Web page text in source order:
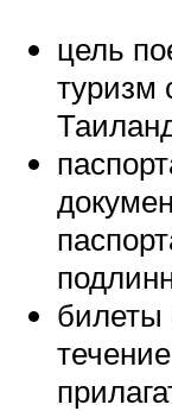
цель
туризм
билеты